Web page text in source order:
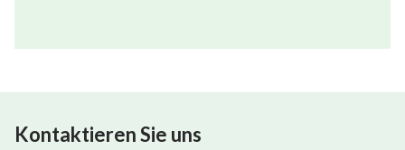
Kontaktieren Sie uns